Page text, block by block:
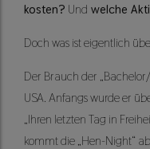
kosten? Und welche
Doch was ist eigentlich
Der Brauch der
USA. Anfangs wurde er
„Ihren letzten Tag in
kommt die „Hen-Night“